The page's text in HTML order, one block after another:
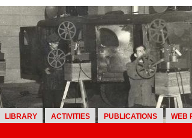
LIBRARY ACTIVITIES PUBLICATIONS WEB